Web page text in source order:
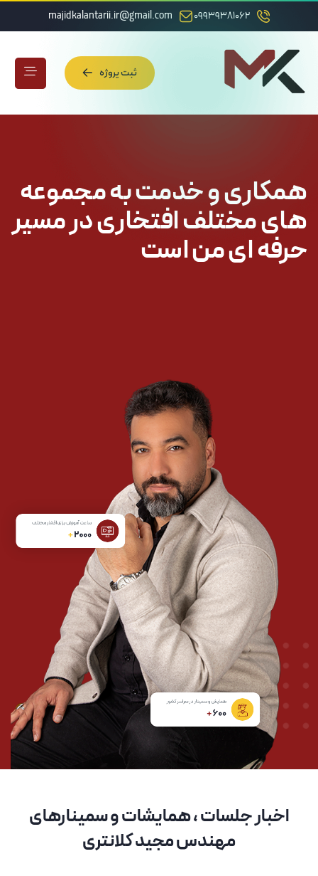
09939381062
majidkalantarii.ir@gmail.com
ثبت پروژه
همکاری و خدمت به مجموعه
های مختلف افتخاری در مسیر
حرفه ای من است
همایش و سمینار در سراسر کشور
600
+
ساعت آموزش برای اقشار مختلف
2000
+
اخبار جلسات ، همایشات و سمینارهای
مهندس مجید کلانتری